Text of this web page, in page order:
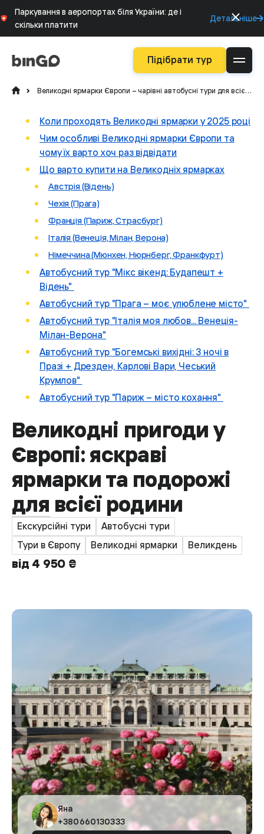
Паркування в аеропортах біля України: де і
скільки платити
Детальніше
Підібрати тур
Великодні ярмарки Європи – чарівні автобусні тури для всієї сім’ї
Коли проходять Великодні ярмарки у 2025 році
Чим особливі Великодні ярмарки Європи та
чому їх варто хоч раз відвідати
Що варто купити на Великодніх ярмарках
Австрія (Відень)
Чехія (Прага)
Франція (Париж, Страсбург)
Італія (Венеція, Мілан, Верона)
Німеччина (Мюнхен, Нюрнберг, Франкфурт)
Автобусний тур "Мікс вікенд: Будапешт +
Відень"
Автобусний тур "Прага – моє улюблене місто"
Автобусний тур "Італія моя любов... Венеція-
Мілан-Верона"
Автобусний тур "Богемські вихідні: 3 ночі в
Празі + Дрезден, Карлові Вари, Чеський
Крумлов"
Автобусний тур "Париж – місто кохання"
Великодні пригоди у
Європі: яскраві
ярмарки та подорожі
для всієї родини
Екскурсійні тури
Автобусні тури
Тури в Європу
Великодні ярмарки Великдень
від 4 950 ₴
Яна
+380660130333